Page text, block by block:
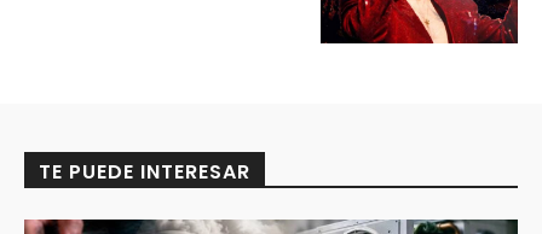
TE PUEDE INTERESAR